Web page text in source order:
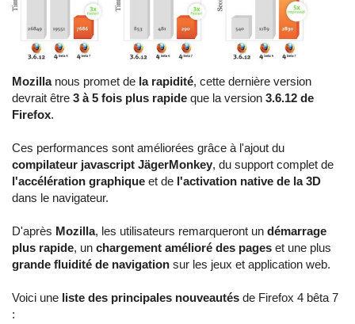
Mozillanous promet de la rapidité, cette dernière version
devrait être 3 à 5 fois plus rapide que la version 3.6.12 de
Firefox.
Ces performances sont améliorées grâce à l'ajout du
compilateur javascript JägerMonkey, du support complet de
l'accélération graphique et de l'activation native de la 3D
dans le navigateur.
D'après Mozilla, les utilisateurs remarqueront un démarrage
plus rapide, un chargement amélioré des pages et une plus
grande fluidité de navigation sur les jeux et application web.
Voici une liste des principales nouveautés de Firefox 4 bêta 7
: